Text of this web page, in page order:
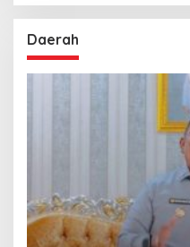
Daerah